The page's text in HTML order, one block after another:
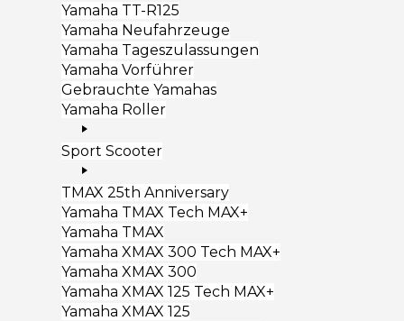
Yamaha TT-R125
Yamaha Neufahrzeuge
Yamaha Tageszulassungen
Yamaha Vorführer
Gebrauchte Yamahas
Yamaha Roller
Sport Scooter
TMAX 25th Anniversary
Yamaha TMAX Tech MAX+
Yamaha TMAX
Yamaha XMAX 300 Tech MAX+
Yamaha XMAX 300
Yamaha XMAX 125 Tech MAX+
Yamaha XMAX 125